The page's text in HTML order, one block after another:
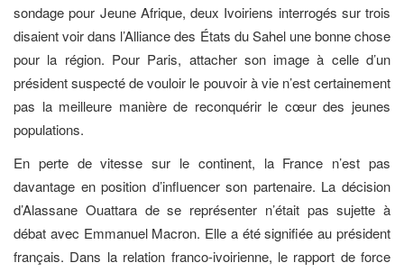
sondage pour Jeune Afrique, deux Ivoiriens interrogés sur trois
disaient voir dans l’Alliance des États du Sahel une bonne chose
pour la région. Pour Paris, attacher son image à celle d’un
président suspecté de vouloir le pouvoir à vie n’est certainement
pas la meilleure manière de reconquérir le cœur des jeunes
populations.
En perte de vitesse sur le continent, la France n’est pas
davantage en position d’influencer son partenaire. La décision
d’Alassane Ouattara de se représenter n’était pas sujette à
débat avec Emmanuel Macron. Elle a été signifiée au président
français. Dans la relation franco-ivoirienne, le rapport de force